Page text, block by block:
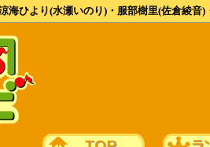
海ひより(水瀬いのり)・服部樹里(佐倉綾音